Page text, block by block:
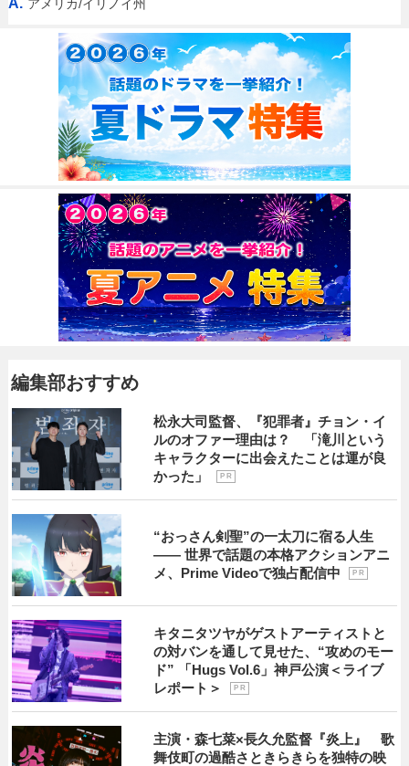
アメリカ/イリノイ州
編集部おすすめ
松永大司監督、『犯罪者』チョン・イ
ルのオファー理由は？ 「滝川という
キャラクターに出会えたことは運が良
かった」
P R
“おっさん剣聖”の一太刀に宿る人生
―― 世界で話題の本格アクションアニ
メ、Prime Videoで独占配信中
P R
キタニタツヤがゲストアーティストと
の対バンを通して見せた、“攻めのモー
ド” 「Hugs Vol.6」神戸公演＜ライブ
レポート＞
P R
主演・森七菜×長久允監督『炎上』 歌
舞伎町の過酷さときらきらを独特の映